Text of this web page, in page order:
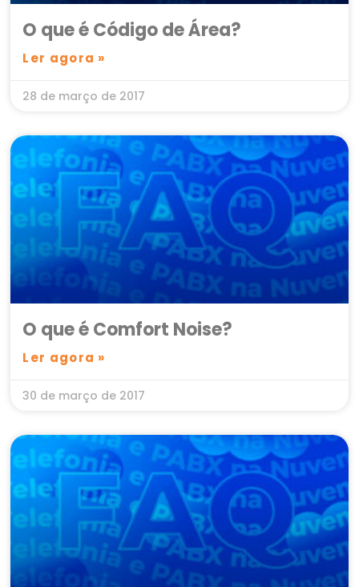
O que é Código de Área?
Ler agora »
28 de março de 2017
O que é Comfort Noise?
Ler agora »
30 de março de 2017